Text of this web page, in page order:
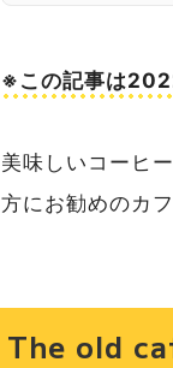
※この記事は
美味しいコーヒ
方にお勧めのカ
The old